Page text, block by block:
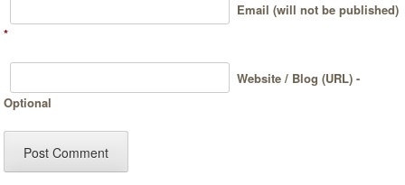
Email (will not be published)
*
Website / Blog (URL) -
Optional